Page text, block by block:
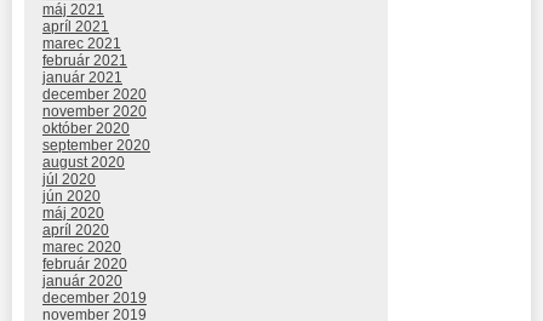
máj 2021
apríl 2021
marec 2021
február 2021
január 2021
december 2020
november 2020
október 2020
september 2020
august 2020
júl 2020
jún 2020
máj 2020
apríl 2020
marec 2020
február 2020
január 2020
december 2019
november 2019